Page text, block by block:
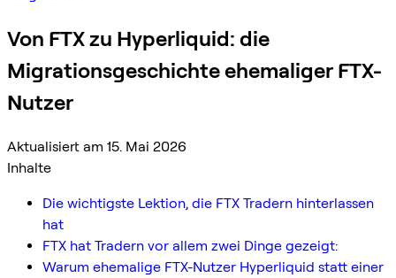
Von FTX zu Hyperliquid: die
Migrationsgeschichte ehemaliger FTX-
Nutzer
Aktualisiert am 15. Mai 2026
Inhalte
Die wichtigste Lektion, die FTX Tradern hinterlassen
hat
FTX hat Tradern vor allem zwei Dinge gezeigt:
Warum ehemalige FTX-Nutzer Hyperliquid statt einer